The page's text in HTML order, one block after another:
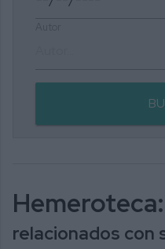
Hemeroteca:
relacionados con